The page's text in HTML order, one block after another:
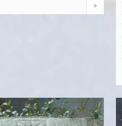
+